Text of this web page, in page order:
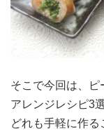
そこで今回は、ピ
アレンジレシピ3
どれも手軽に作